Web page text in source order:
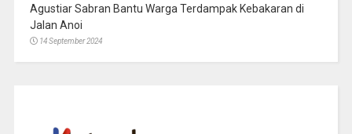
Agustiar Sabran Bantu Warga Terdampak Kebakaran di
Jalan Anoi
14 September 2024